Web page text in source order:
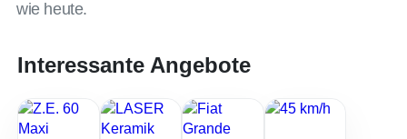
wie heute.
Interessante Angebote